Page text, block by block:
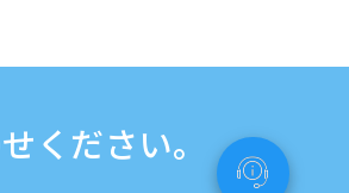
ください。